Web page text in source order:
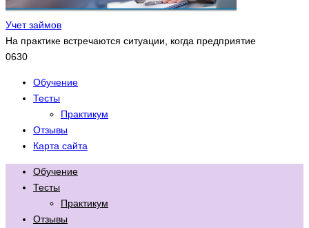
Учет займов
На практике встречаются ситуации, когда предприятие
0630
Обучение
Тесты
Практикум
Отзывы
Карта сайта
Обучение
Тесты
Практикум
Отзывы